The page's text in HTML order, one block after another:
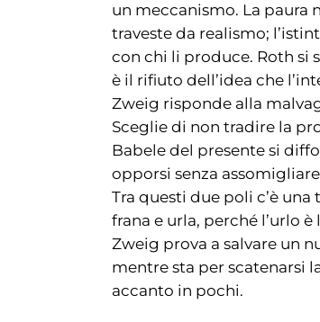
un meccanismo. La paura
traveste da realismo;
con chi li produce. Roth si
è il rifiuto dell’idea che
Zweig risponde alla
Sceglie di non tradire la
Babele del presente si
opporsi senza
Tra questi due poli c’è
frana e urla, perché l’urlo
Zweig prova a salvare un
mentre sta per scatenarsi
accanto in pochi.